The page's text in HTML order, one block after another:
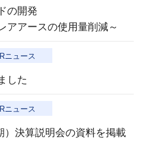
の開発
アアースの使用量削減～
IRニュース
した
IRニュース
）決算説明会の資料を掲載